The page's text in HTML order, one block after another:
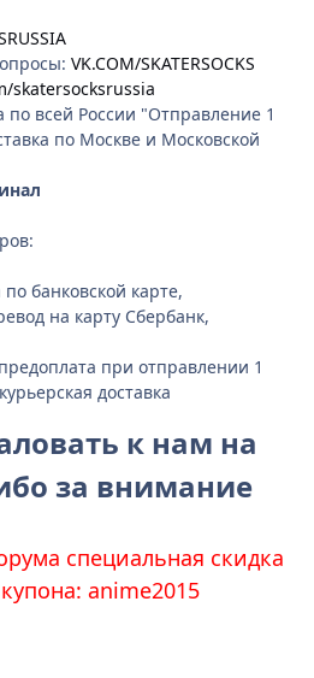
VK.COM/SKATERSOCKS
skatersocksrussia
по всей России "Отправление 1
по Москве и Московской
банковской карте,
на карту Сбербанк,
при отправлении 1
доставка
к нам на
за внимание
специальная скидка
anime2015